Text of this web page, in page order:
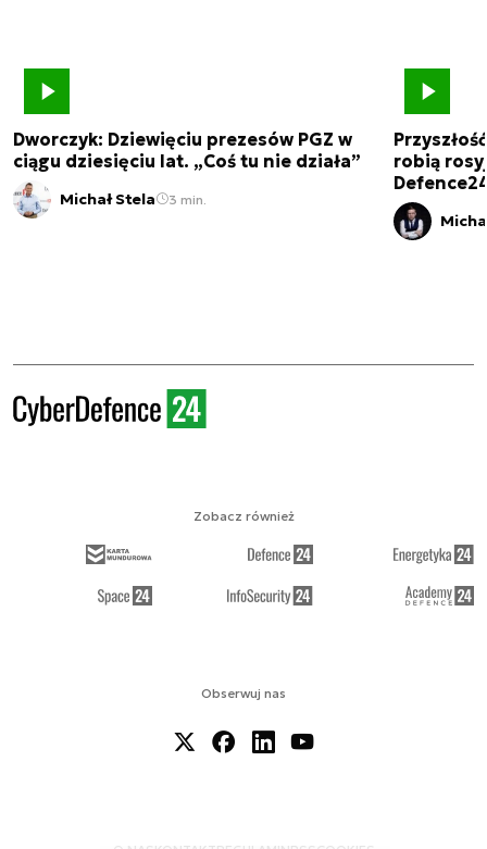
Dworczyk: Dziewięciu prezesów PGZ w
ciągu dziesięciu lat. „Coś tu nie działa”
Michał Stela 3 min.
robią
Obserwuj nas
Zobacz również